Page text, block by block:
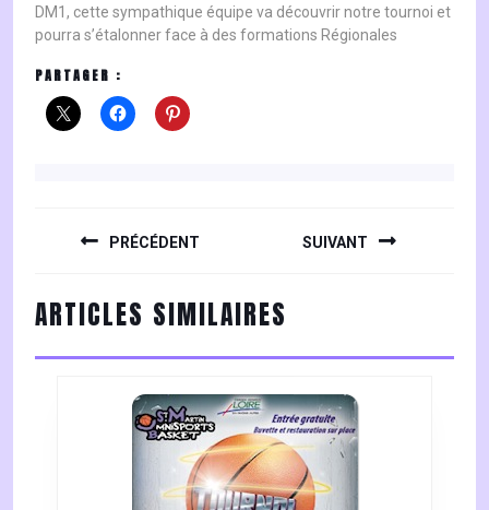
DM1, cette sympathique équipe va découvrir notre tournoi et
pourra s’étalonner face à des formations Régionales
PARTAGER :
PRÉCÉDENT
post:
SUIVANT
post:
ARTICLES SIMILAIRES